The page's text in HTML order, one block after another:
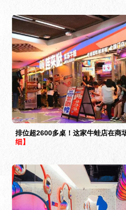
排位超2600多桌！这家牛蛙店在商
细】